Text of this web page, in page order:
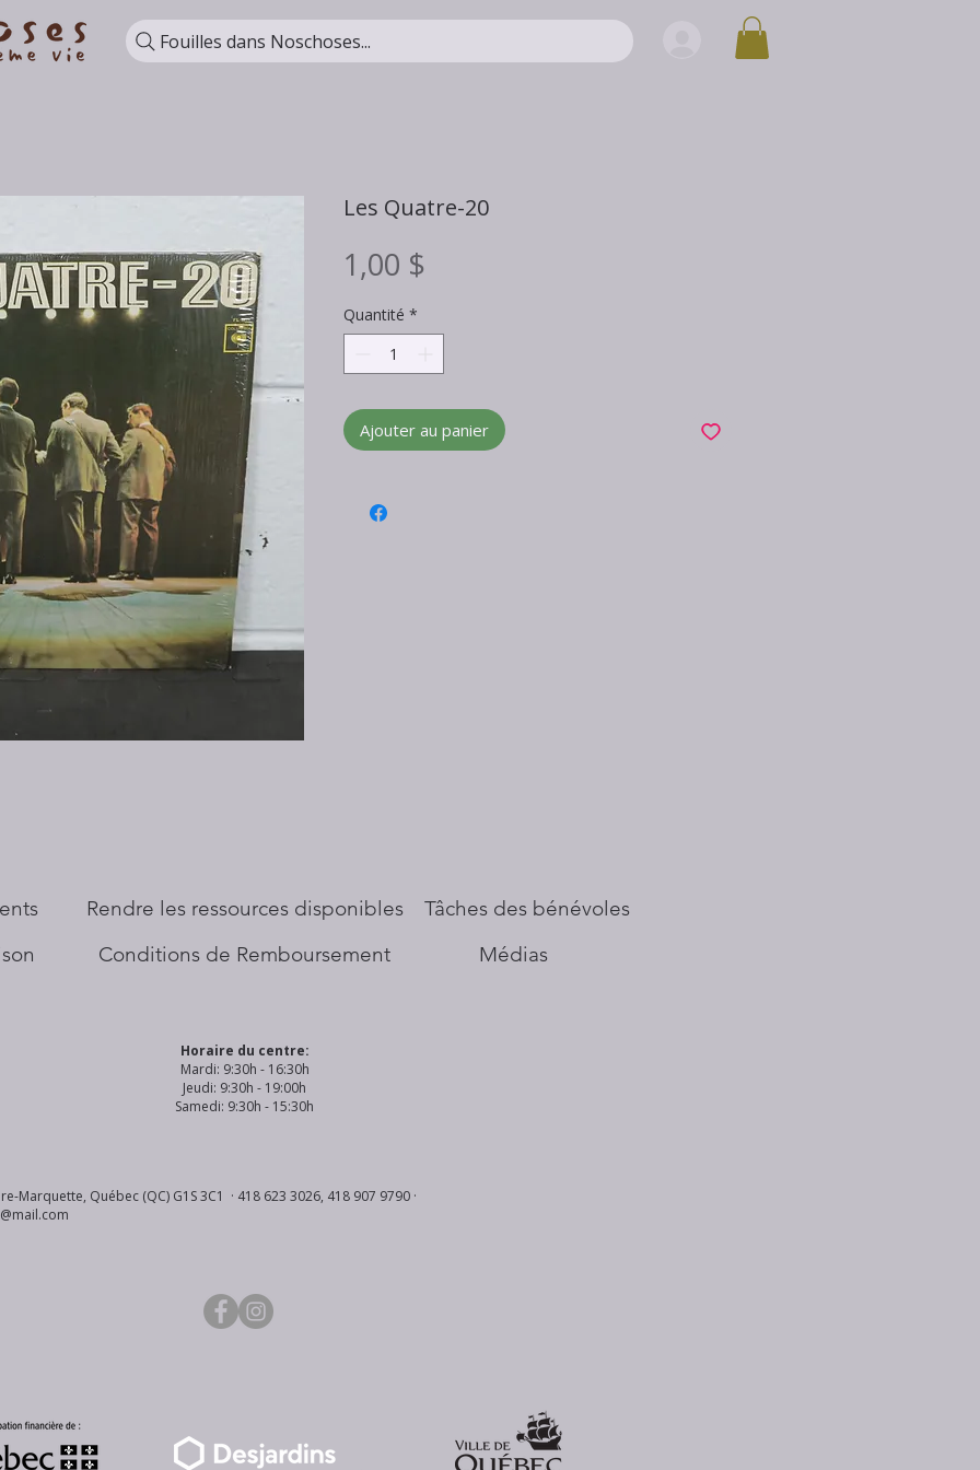
Fouilles dans Noschoses...
Les Quatre-20
1,00 $
Quantité *
Ajouter au panier
​Rendre les ressources disponibles
Conditions de Remboursement
Tâches des bénévoles
Médias
Horaire du centre:
Mardi: 9:30h - 16:30h
Jeudi: 9:30h - 19:00h
Samedi: 9:30h - 15:30h
Marquette, Québec (QC) G1S 3C1 · 418 623 3026, 418 907 9790 ·